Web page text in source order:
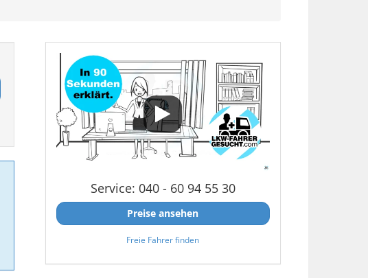
Service: 040 - 60 94 55 30
Preise ansehen
Freie Fahrer finden